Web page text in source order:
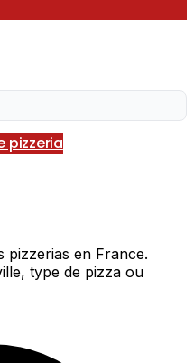
pizzeria
pizzerias en France.
type de pizza ou